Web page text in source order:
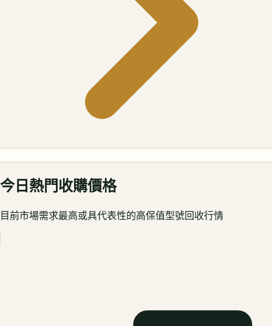
今日熱門收購價格
目前市場需求最高或具代表性的高保值型號回收行情